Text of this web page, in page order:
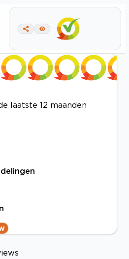
laatste 12 maanden